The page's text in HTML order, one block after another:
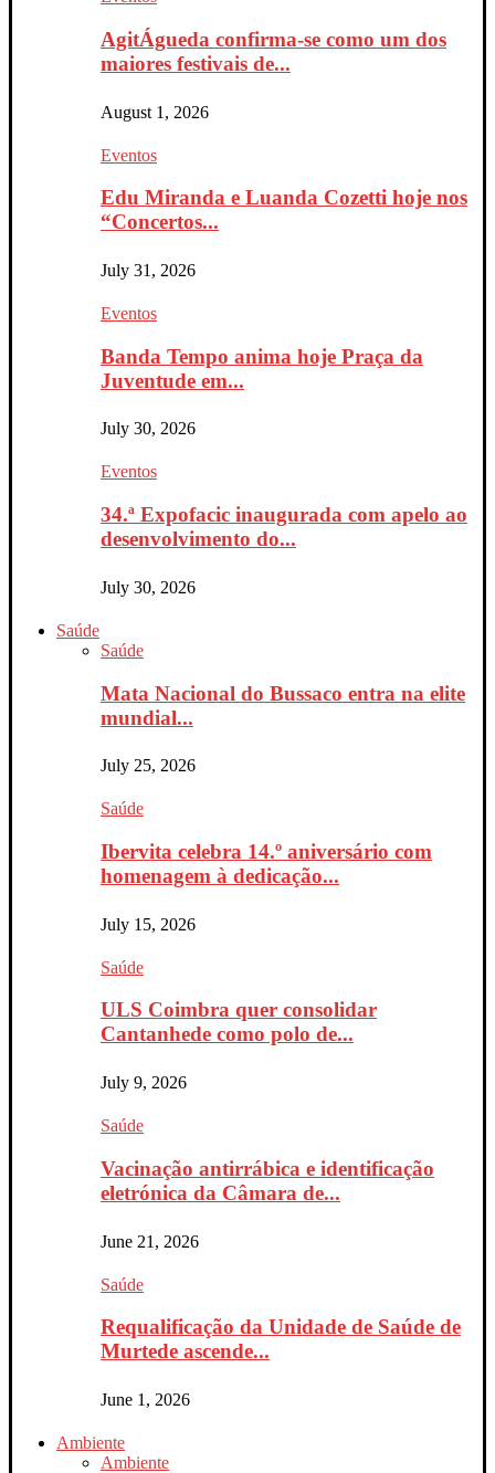
AgitÁgueda confirma-se como um dos
maiores festivais de...
August 1, 2026
Eventos
Edu Miranda e Luanda Cozetti hoje nos
“Concertos...
July 31, 2026
Eventos
Banda Tempo anima hoje Praça da
Juventude em...
July 30, 2026
Eventos
34.ª Expofacic inaugurada com apelo ao
desenvolvimento do...
July 30, 2026
Saúde
Saúde
Mata Nacional do Bussaco entra na elite
mundial...
July 25, 2026
Saúde
Ibervita celebra 14.º aniversário com
homenagem à dedicação...
July 15, 2026
Saúde
ULS Coimbra quer consolidar
Cantanhede como polo de...
July 9, 2026
Saúde
Vacinação antirrábica e identificação
eletrónica da Câmara de...
June 21, 2026
Saúde
Requalificação da Unidade de Saúde de
Murtede ascende...
June 1, 2026
Ambiente
Ambiente